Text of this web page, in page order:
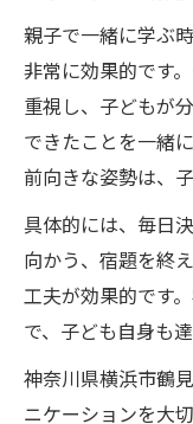
親子で一緒に学ぶ
非常に効果的です
重視し、子どもが
できたことを一緒
前向きな姿勢は、
具体的には、毎日
向かう、宿題を終
工夫が効果的です
で、子ども自身も
神奈川県横浜市鶴
ニケーションを大